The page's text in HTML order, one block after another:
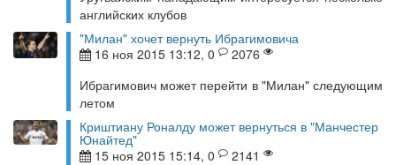
английских клубов
"Милан" хочет вернуть Ибрагимовича
16 ноя 2015 13:12, 0
2076
Ибрагимович может перейти в "Милан" следующим
летом
Криштиану Роналду может вернуться в "Манчестер
Юнайтед"
15 ноя 2015 15:14, 0
2141